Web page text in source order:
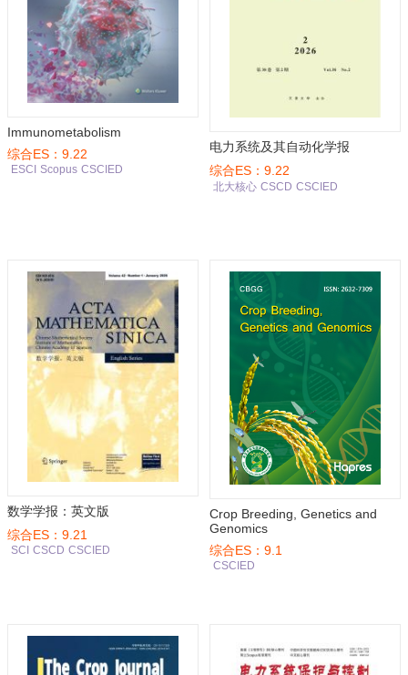
Immunometabolism
综合ES：9.22
ESCI Scopus CSCIED
电力系统及其自动化学报
综合ES：9.22
北大核心 CSCD CSCIED
数学学报：英文版
综合ES：9.21
SCI CSCD CSCIED
Crop Breeding, Genetics and
Genomics
综合ES：9.1
CSCIED